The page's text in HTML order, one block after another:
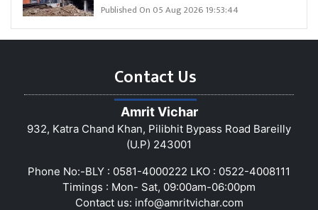
Published On 05 Aug 2026 19:53:44
Contact Us
Amrit Vichar
932, Katra Chand Khan, Pilibhit Bypass Road Bareilly
(U.P) 243001
Phone No:-BLY : 0581-4000222 LKO : 0522-4008111
Timings : Mon- Sat, 09:00am-06:00pm
Contact us: info@amritvichar.com